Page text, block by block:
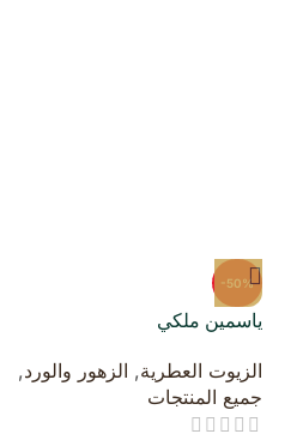
-50%
ياسمين ملكي
الزيوت العطرية, الزهور والورد,
جميع المنتجات